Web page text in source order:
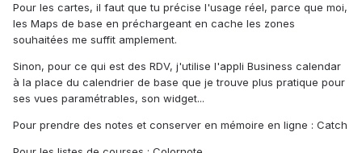
Pour les cartes, il faut que tu précise l'usage réel, parce que moi,
les Maps de base en préchargeant en cache les zones
souhaitées me suffit amplement.
Sinon, pour ce qui est des RDV, j'utilise l'appli Business calendar
à la place du calendrier de base que je trouve plus pratique pour
ses vues paramétrables, son widget...
Pour prendre des notes et conserver en mémoire en ligne : Catch